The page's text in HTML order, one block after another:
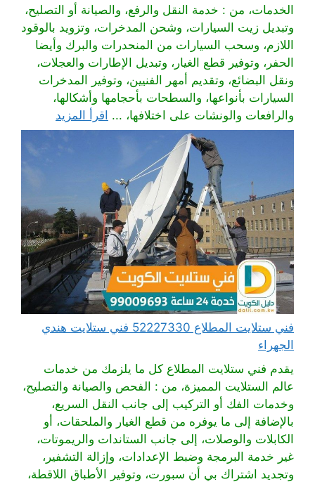
الخدمات، من : خدمة النقل والرفع، والصيانة أو التصليح،
وتبديل زيت السيارات، وشحن المدخرات، وتزويد بالوقود
اللازم، وسحب السيارات من المنحدرات والبرك وأيضا
الحفر، وتوفير قطع الغيار، وتبديل الإطارات والعجلات،
ونقل البضائع، وتقديم أمهر الفنيين، وتوفير المدخرات
السيارات بأنواعها، والسطحات بأحجامها وأشكالها،
والرافعات والونشات على اختلافها، ... اقرأ المزيد
فني ستلايت المطلاع 52227330 فني ستلايت هندي
الجهراء
يقدم فني ستلايت المطلاع كل ما يلزمك من خدمات
عالم الستلايت المميزة، من : الفحص والصيانة والتصليح،
وخدمات الفك أو التركيب إلى جانب النقل السريع،
بالإضافة إلى ما يوفره من قطع الغيار والملحقات، أو
الكابلات والوصلات، إلى جانب الستاندات والريموتات،
غير خدمة البرمجة وضبط الإعدادات، وإزالة التشفير،
وتجديد اشتراك بي أن سبورت، وتوفير الأطباق اللاقطة،